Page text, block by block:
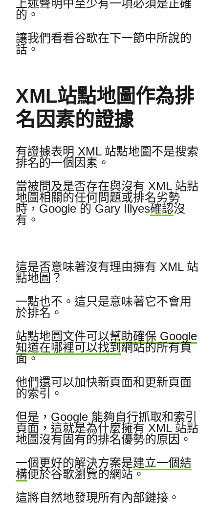
上述聲明中至少有一項必須是正確
的。
讓我們看看谷歌在下一節中所說的
話。
XML站點地圖作為排
名因素的證據
有證據表明 XML 站點地圖不是搜索
排名的一個因素。
當被問及是否存在與沒有 XML 站點
地圖相關的任何問題或排名劣勢
時，Google 的 Gary Illyes確認沒
有。
這是否意味著沒有理由擁有 XML 站
點地圖？
一點也不。 這只是意味著它不會用
於排名。
站點地圖文件可以幫助確保 Google
知道在哪裡可以找到網站的所有頁
面。
他們還可以加快新頁面和更新頁面
的索引。
但是，Google 能夠自行抓取和索引
頁面，這就是為什麼擁有 XML 站點
地圖沒有固有的排名優勢的原因。
一個更好的解決方案是建立一個結
構便於谷歌瀏覽的網站。
這將自然地發現所有內部鏈接。